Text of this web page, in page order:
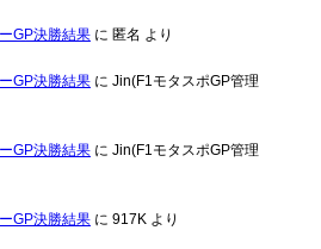
GP決勝結果に 匿名 より
GP決勝結果に Jin(F1モタスポGP管理
GP決勝結果に Jin(F1モタスポGP管理
GP決勝結果に 917Kより